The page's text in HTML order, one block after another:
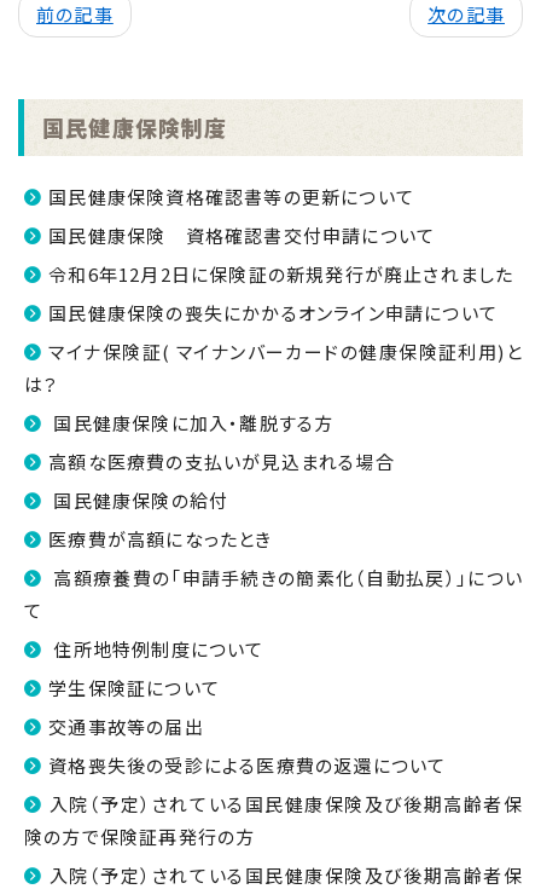
前の記事 次の記事
国民健康保険制度
国民健康保険資格確認書等の更新について
国民健康保険 資格確認書交付申請について
令和6年12月2日に保険証の新規発行が廃止されました
国民健康保険の喪失にかかるオンライン申請について
マイナ保険証( マイナンバーカードの健康保険証利用)と
は？
国民健康保険に加入・離脱する方
高額な医療費の支払いが見込まれる場合
国民健康保険の給付
医療費が高額になったとき
高額療養費の「申請手続きの簡素化（自動払戻）」につい
て
住所地特例制度について
学生保険証について
交通事故等の届出
資格喪失後の受診による医療費の返還について
入院（予定）されている国民健康保険及び後期高齢者保
険の方で保険証再発行の方
入院（予定）されている国民健康保険及び後期高齢者保